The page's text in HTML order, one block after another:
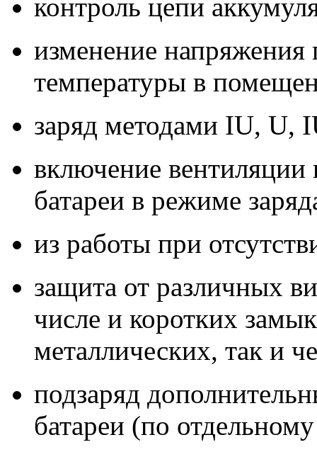
контроль цепи
изменение напряжения
температуры в
заряд методами IU, U,
включение
батареи в режиме
из работы при
защита от различных
числе и коротких
металлических, так и
подзаряд
батареи (по отдельному